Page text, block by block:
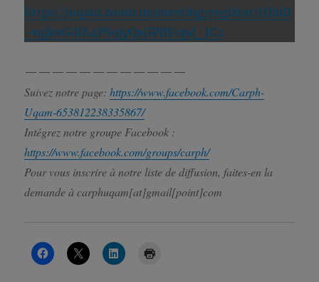
https://uqam.zoom.us/meeting/register/tJIldO
-vqjkvGdf64PS9jyQsGPfIF0pd_IC2
————————————
Suivez notre page:https://www.facebook.com/Carph-
Uqam-653812238335867/
Intégrez notre groupe Facebook :
https://www.facebook.com/groups/carph/
Pour vous inscrire à notre liste de diffusion, faites-en la
demande à carphuqam[at]gmail[point]com